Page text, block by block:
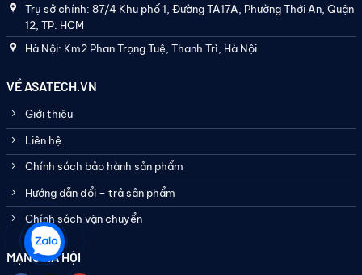
Trụ sở chính: 87/4 Khu phố 1, Đường TA17A, Phường Thới An, Quận
12, TP. HCM
Hà Nội: Km2 Phan Trọng Tuệ, Thanh Trì, Hà Nội
VỀ ASATECH.VN
Giới thiệu
Liên hệ
Chính sách bảo hành sản phẩm
Hướng dẫn đổi – trả sản phẩm
Chính sách vận chuyển
MẠNG XÃ HỘI